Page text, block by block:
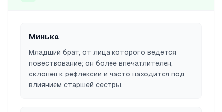
Минька
Младший брат, от лица которого ведется
повествование; он более впечатлителен,
склонен к рефлексии и часто находится под
влиянием старшей сестры.